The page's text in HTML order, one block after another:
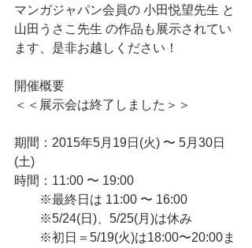
マンガジャパン会員の 小田悦望先生 と
山田うさこ先生 の作品も展示されてい
ます、是非お越しください！
開催概要
＜＜展示会は終了しました＞＞
期間：2015年5月19日(火) 〜 5月30日
(土)
時間：11:00 〜 19:00
※最終日は 11:00 〜 16:00
※5/24(日)、5/25(月)は休み
※初日＝5/19(火)は18:00〜20:00ま